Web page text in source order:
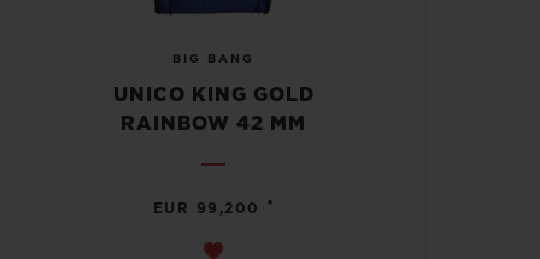
BIG BANG
UNICO KING GOLD
RAINBOW 42 MM
EUR 99,200 •